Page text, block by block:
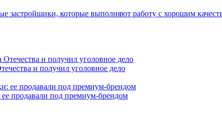
которые выполняют работу с хорошим
и получил уголовное дело
продавали под премиум-брендом